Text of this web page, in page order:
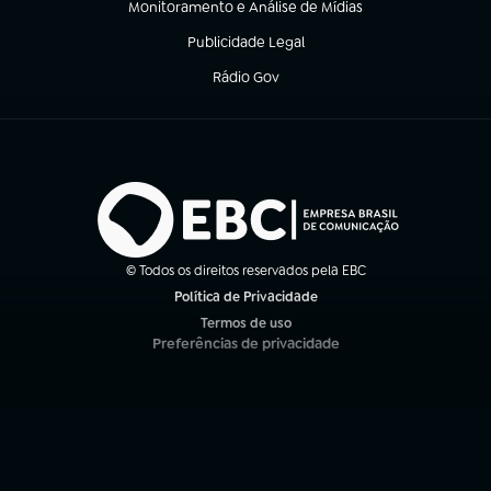
Monitoramento e Análise de Mídias
(abre em nova aba)
Publicidade Legal
(abre em nova aba)
Rádio Gov
(abre em nova aba)
© Todos os direitos reservados pela EBC
Política de Privacidade
Termos de uso
(abre em nova aba)
Preferências de privacidade